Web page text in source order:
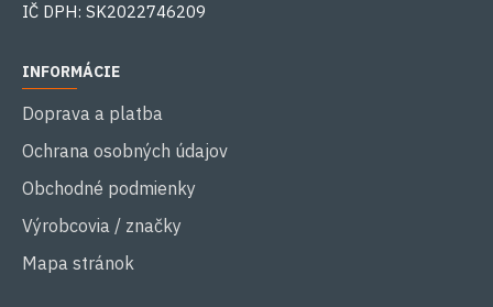
IČ DPH: SK2022746209
INFORMÁCIE
Doprava a platba
Ochrana osobných údajov
Obchodné podmienky
Výrobcovia / značky
Mapa stránok